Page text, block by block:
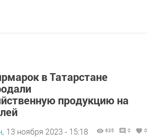
в Татарстане
продукцию на
13 ноября 2023 - 15:18 635 0 0